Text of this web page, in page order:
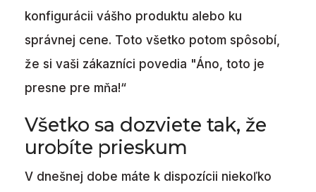
konfigurácii vášho produktu alebo ku
správnej cene. Toto všetko potom spôsobí,
že si vaši zákazníci povedia "Áno, toto je
presne pre mňa!“
Všetko sa dozviete tak, že
urobíte prieskum
V dnešnej dobe máte k dispozícii niekoľko